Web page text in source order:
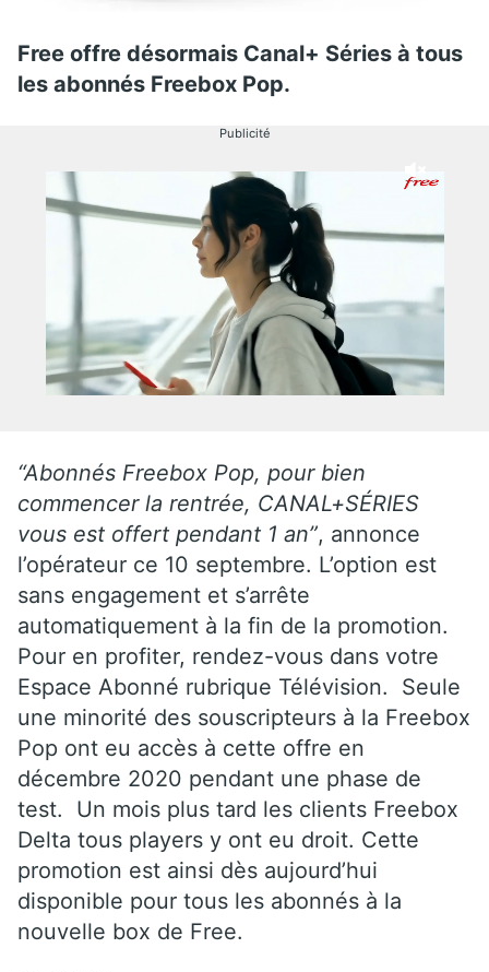
Free offre désormais Canal+ Séries à tous
les abonnés Freebox Pop.
Publicité
“Abonnés Freebox Pop, pour bien
commencer la rentrée, CANAL+SÉRIES
vous est offert pendant 1 an”, annonce
l’opérateur ce 10 septembre. L’option est
sans engagement et s’arrête
automatiquement à la fin de la promotion.
Pour en profiter, rendez-vous dans votre
Espace Abonné rubrique Télévision. Seule
une minorité des souscripteurs à la Freebox
Pop ont eu accès à cette offre en
décembre 2020 pendant une phase de
test. Un mois plus tard les clients Freebox
Delta tous players y ont eu droit. Cette
promotion est ainsi dès aujourd’hui
disponible pour tous les abonnés à la
nouvelle box de Free.